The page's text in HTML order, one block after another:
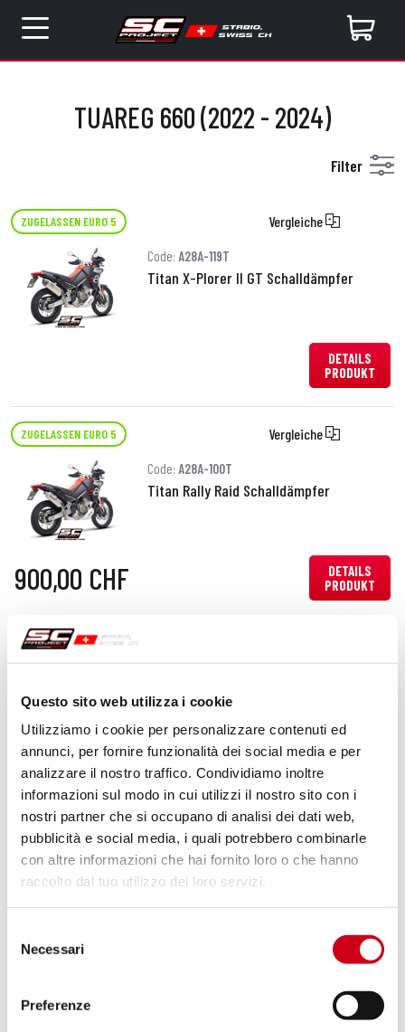
Questo sito web utilizza i cookie
Utilizziamo i cookie per personalizzare contenuti ed
annunci, per fornire funzionalità dei social media e per
analizzare il nostro traffico. Condividiamo inoltre
informazioni sul modo in cui utilizzi il nostro sito con i
nostri partner che si occupano di analisi dei dati web,
pubblicità e social media, i quali potrebbero combinarle
con altre informazioni che hai fornito loro o che hanno
raccolto dal tuo utilizzo dei loro servizi.
delNecessari
Preferenze
TUAREG 660 (2022 - 2024)
Filter
ZUGELASSEN EURO 5 Vergleiche
Code: A28A-119T
Titan X-Plorer II GT Schalldämpfer
DETAILS
PRODUKT
ZUGELASSEN EURO 5 Vergleiche
Code: A28A-100T
Titan Rally Raid Schalldämpfer
900,00 CHF
DETAILS
PRODUKT
NUR FÜR DEN RENNEINSATZ
2-1 Edelstahl-Krümmer, kompatibel mit
der spezifischen SC-Project-Reihe und
dem Original Schalldämpfer
920,00 CHF
DETAILS
PRODUKT
Code:A28A-PFS-FT
spezifischen SC-Project-Reihe und dem
DETAILS